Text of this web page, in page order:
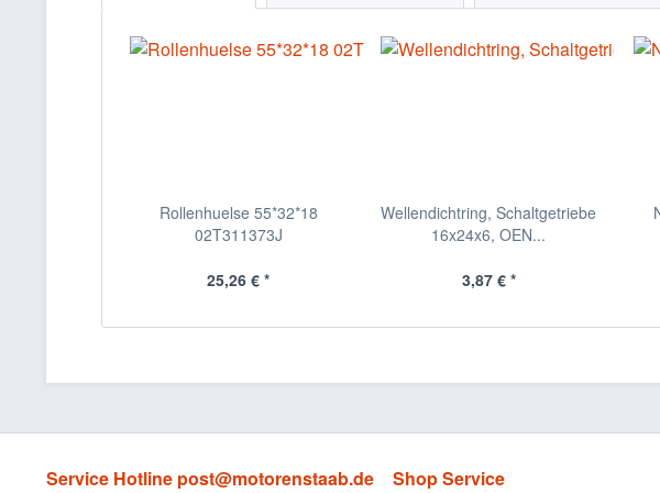
Rollenhuelse 55*32*18
02T311373J
25,26 € *
Wellendichtring, Schaltgetriebe
16x24x6, OEN...
3,87 € *
Service Hotline post@motorenstaab.de Shop Service